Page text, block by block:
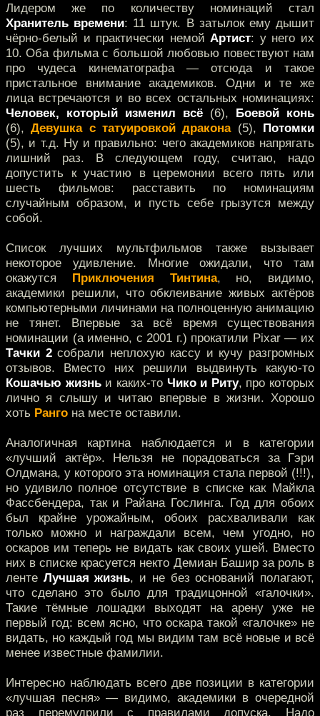
Лидером же по количеству номинаций стал
Хранитель времени: 11 штук. В затылок ему дышит
чёрно-белый и практически немойАртист: у него их
10. Оба фильма с большой любовью повествуют нам
про чудеса кинематографа — отсюда и такое
пристальное внимание академиков. Одни и те же
лица встречаются и во всех остальных номинациях:
Человек, который изменил всё (6), Боевой конь
(6),Девушка с татуировкой дракона(5), Потомки
(5), и т.д. Ну и правильно: чего академиков напрягать
лишний раз. В следующем году, считаю, надо
допустить к участию в церемонии всего пять или
шесть фильмов: расставить по номинациям
случайным образом, и пусть себе грызутся между
собой.
Список лучших мультфильмов также вызывает
некоторое удивление. Многие ожидали, что там
окажутся Приключения Тинтина, но, видимо,
академики решили, что обклеивание живых актёров
компьютерными личинами на полноценную анимацию
не тянет. Впервые за всё время существования
номинации (а именно, с 2001 г.) прокатили Pixar — их
Тачки 2собрали неплохую кассу и кучу разгромных
отзывов. Вместо них решили выдвинуть какую-то
Кошачью жизньи каких-то Чико и Риту, про которых
лично я слышу и читаю впервые в жизни. Хорошо
хоть Ранго на месте оставили.
Аналогичная картина наблюдается и в категории
«лучший актёр». Нельзя не порадоваться за Гэри
Олдмана, у которого эта номинация стала первой (!!!),
но удивило полное отсутствие в списке как Майкла
Фассбендера, так и Райана Гослинга. Год для обоих
был крайне урожайным, обоих расхваливали как
только можно и награждали всем, чем угодно, но
оскаров им теперь не видать как своих ушей. Вместо
них в списке красуется некто Демиан Башир за роль в
ленте Лучшая жизнь, и не без оснований полагают,
что сделано это было для традицонной «галочки».
Такие тёмные лошадки выходят на арену уже не
первый год: всем ясно, что оскара такой «галочке» не
видать, но каждый год мы видим там всё новые и всё
менее известные фамилии.
Интересно наблюдать всего две позиции в категории
«лучшая песня» — видимо, академики в очередной
раз перемудрили с правилами допуска. Надо